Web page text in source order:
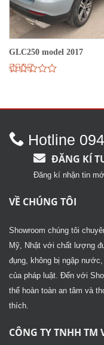
GLC250 model 2017
2.47
Hotline
ĐĂNG KÍ
Đăng kí nhận tin
VỀ CHÚNG TÔI
Showroom chúng tôi
Mỹ, Nhật với chất lượng
đụng, không bị ngập
của pháp luật. Đến với
thể hoàn toàn an tâm và
thích.
CÔNG TY TNHH TM